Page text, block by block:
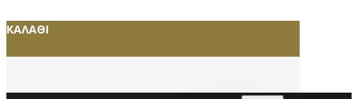
ΚΑΛΆΘΙ